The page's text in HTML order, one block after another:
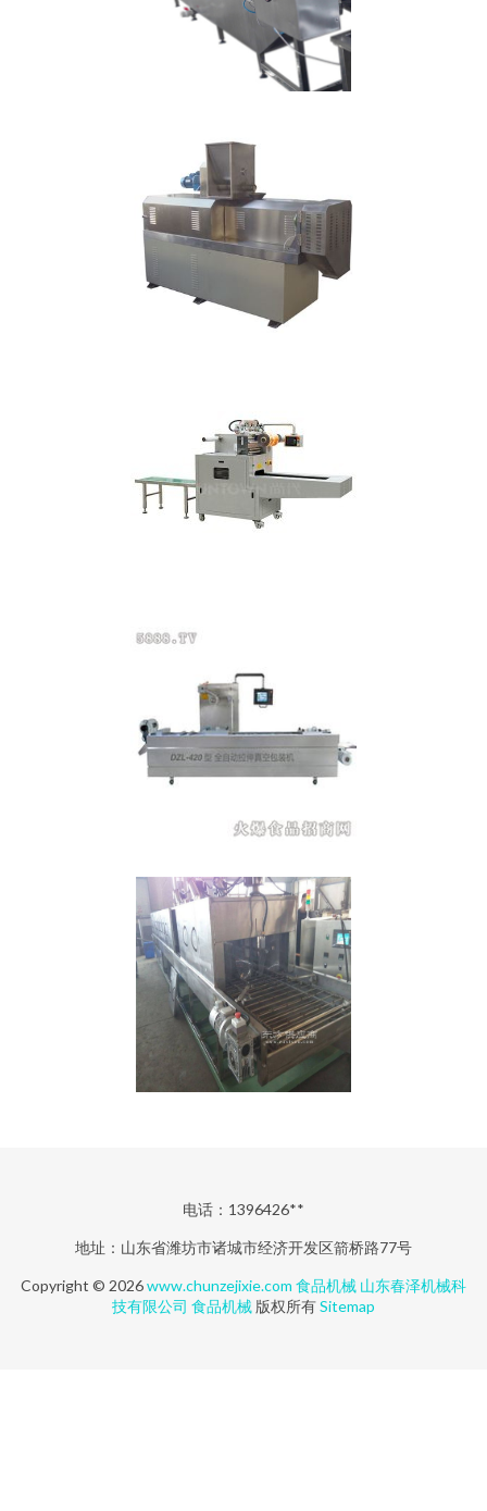
电话：1396426**
地址：山东省潍坊市诸城市经济开发区箭桥路77号
Copyright © 2026www.chunzejixie.com 食品机械 山东春泽机械科
技有限公司 食品机械 版权所有Sitemap